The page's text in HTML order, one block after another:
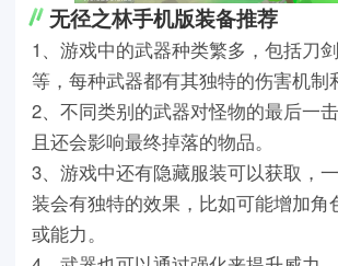
无径之林手机版装备推荐
1、游戏中的武器种类繁多，包括刀
等，每种武器都有其独特的伤害机制
2、不同类别的武器对怪物的最后一
且还会影响最终掉落的物品。
3、游戏中还有隐藏服装可以获取，
装会有独特的效果，比如可能增加角
或能力。